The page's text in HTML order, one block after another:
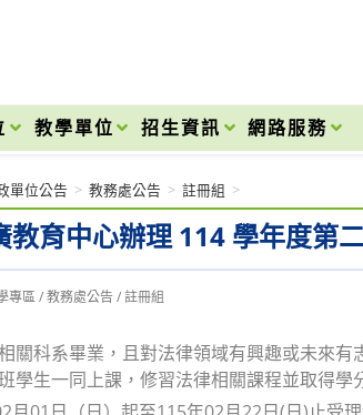
教學單位 招生資訊 網路服務
教育中心辦理 114 學年度第
單位公告 > 教務處公告 > 註冊組 >
專區 / 教務處公告 / 註冊組
關科系畢業，且對法律領域有興趣或未來
學生一同上課，修習法律相關課程並取得學